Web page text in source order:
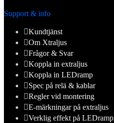
Support & info
Kundtjänst
Om Xtraljus
Frågor & Svar
Koppla in extraljus
Koppla in LEDramp
Spec på relä & kablar
Regler vid montering
E-märkningar på extraljus
Verklig effekt på LEDramp